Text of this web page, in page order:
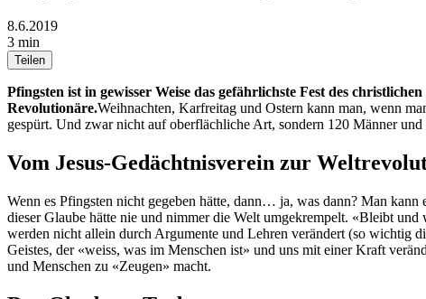
8.6.2019
3 min
Teilen
Pfingsten ist in gewisser Weise das gefährlichste Fest des
Revolutionäre.Weihnachten, Karfreitag und Ostern kann man, wenn
gespürt. Und zwar nicht auf oberflächliche Art, sondern 120 Männer
Vom Jesus-Gedächtnisverein zur
Wenn es Pfingsten nicht gegeben hätte, dann… ja, was dann? Man
dieser Glaube hätte nie und nimmer die Welt umgekrempelt. «Bleibt
werden nicht allein durch Argumente und Lehren verändert (so wichtig
Geistes, der «weiss, was im Menschen ist» und uns mit einer Kraft
und Menschen zu «Zeugen» macht.